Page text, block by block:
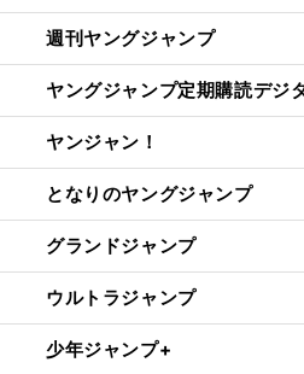
週刊ヤングジャンプ
ヤングジャンプ定期購読デジ
ヤンジャン！
となりのヤングジャンプ
グランドジャンプ
ウルトラジャンプ
少年ジャンプ+